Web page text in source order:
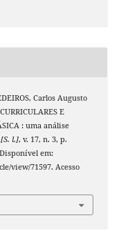
Carlos Augusto
E
: uma análise
[S. l.], v. 17, n. 3, p.
em:
view/71597. Acesso